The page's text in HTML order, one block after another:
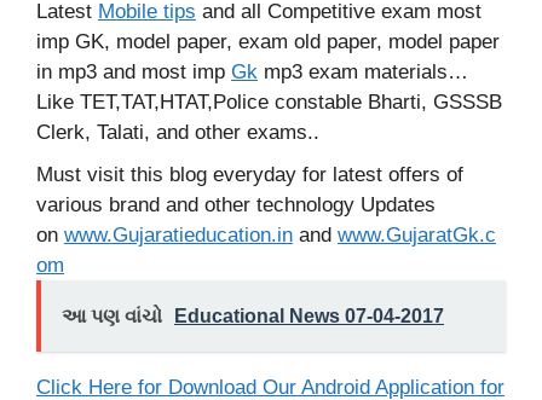
Latest Mobile tips and all Competitive exam most
imp GK, model paper, exam old paper, model paper
in mp3 and most imp Gk mp3 exam materials…
Like TET,TAT,HTAT,Police constable Bharti, GSSSB
Clerk, Talati, and other exams..
Must visit this blog everyday for latest offers of
various brand and other technology Updates
on www.Gujaratieducation.in and www.GujaratGk.c
om
આ પણ વાંચો Educational News 07-04-2017
Click Here for Download Our Android Application for